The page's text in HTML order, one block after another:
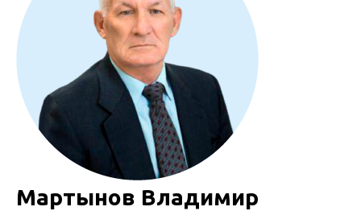
Мартынов Владимир